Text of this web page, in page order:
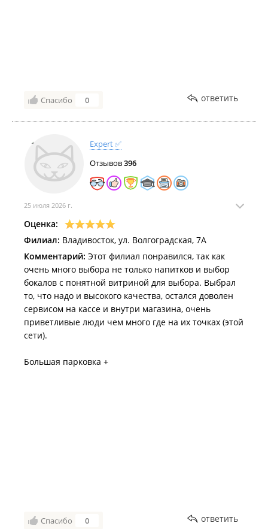
ещё!
Спасибо 0 ответить
Expert ✅
Отзывов396
25 июля 2026 г.
Оценка:
Филиал: Владивосток, ул. Волгоградская, 7А
Комментарий: Этот филиал понравился, так как
очень много выбора не только напитков и выбор
бокалов с понятной витриной для выбора. Выбрал
то, что надо и высокого качества, остался доволен
сервисом на кассе и внутри магазина, очень
приветливые люди чем много где на их точках (этой
сети).
Большая парковка +
Спасибо 0 ответить